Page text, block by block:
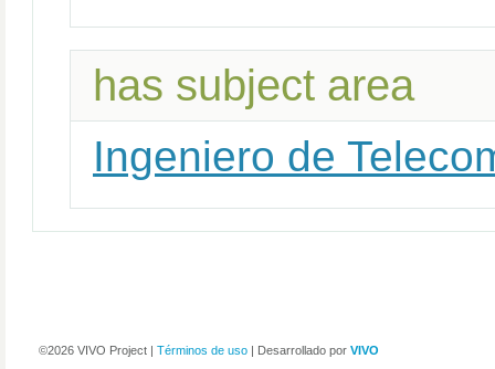
has subject area
Ingeniero de
©2026 VIVO Project | Términos de uso | Desarrollado por VIVO